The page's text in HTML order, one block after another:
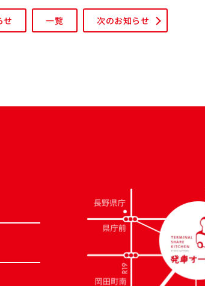
せ 一覧 次のお知らせ